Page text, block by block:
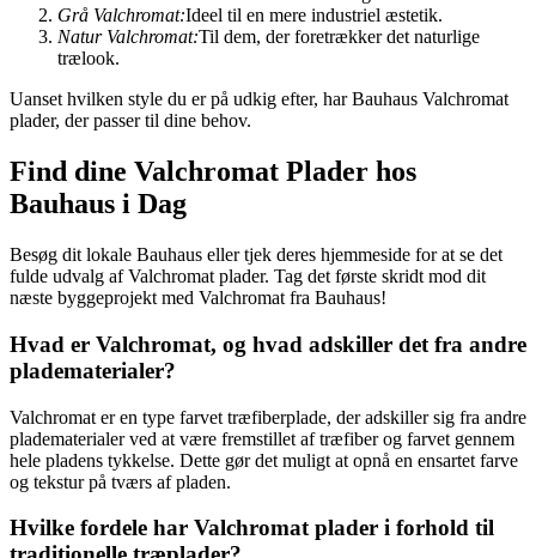
Grå Valchromat:Ideel til en mere industriel æstetik.
Natur Valchromat:Til dem, der foretrækker det naturlige
trælook.
Uanset hvilken style du er på udkig efter, har Bauhaus Valchromat
plader, der passer til dine behov.
Find dine Valchromat Plader hos
Bauhaus i Dag
Besøg dit lokale Bauhaus eller tjek deres hjemmeside for at se det
fulde udvalg af Valchromat plader. Tag det første skridt mod dit
næste byggeprojekt med Valchromat fra Bauhaus!
Hvad er Valchromat, og hvad adskiller det fra andre
pladematerialer?
Valchromat er en type farvet træfiberplade, der adskiller sig fra andre
pladematerialer ved at være fremstillet af træfiber og farvet gennem
hele pladens tykkelse. Dette gør det muligt at opnå en ensartet farve
og tekstur på tværs af pladen.
Hvilke fordele har Valchromat plader i forhold til